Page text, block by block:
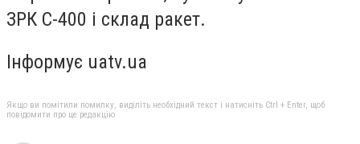
ЗРК С-400 і склад ракет.
Інформує uatv.ua
Якщо ви помітили помилку, виділіть необхідний текст і натисніть Ctrl + Enter, щоб
повідомити про це редакцію